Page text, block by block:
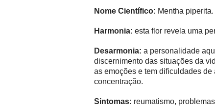
Nome Científico: Mentha piperita.
Harmonia: esta flor revela uma
Desarmonia: a personalidade
discernimento das situações da
as emoções e tem dificuldades
concentração.
Sintomas: reumatismo,